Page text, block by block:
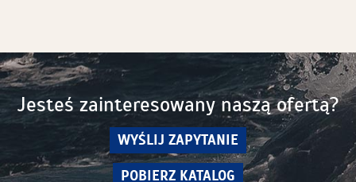
Jesteś zainteresowany naszą ofertą?
WYŚLIJ ZAPYTANIE
POBIERZ KATALOG